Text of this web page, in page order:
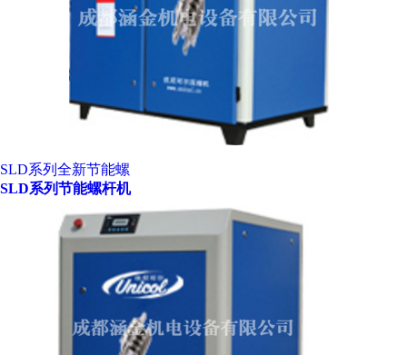
SLD系列全新节能螺
SLD系列节能螺杆机